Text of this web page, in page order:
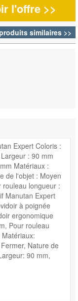
l'offre >>
similaires >>
Expert Coloris :
: 90 mm
Matériaux :
de l'objet : Moyen
longueur :
Manutan Expert
à poignée
ergonomique
Pour rouleau
Nature de
90 mm,